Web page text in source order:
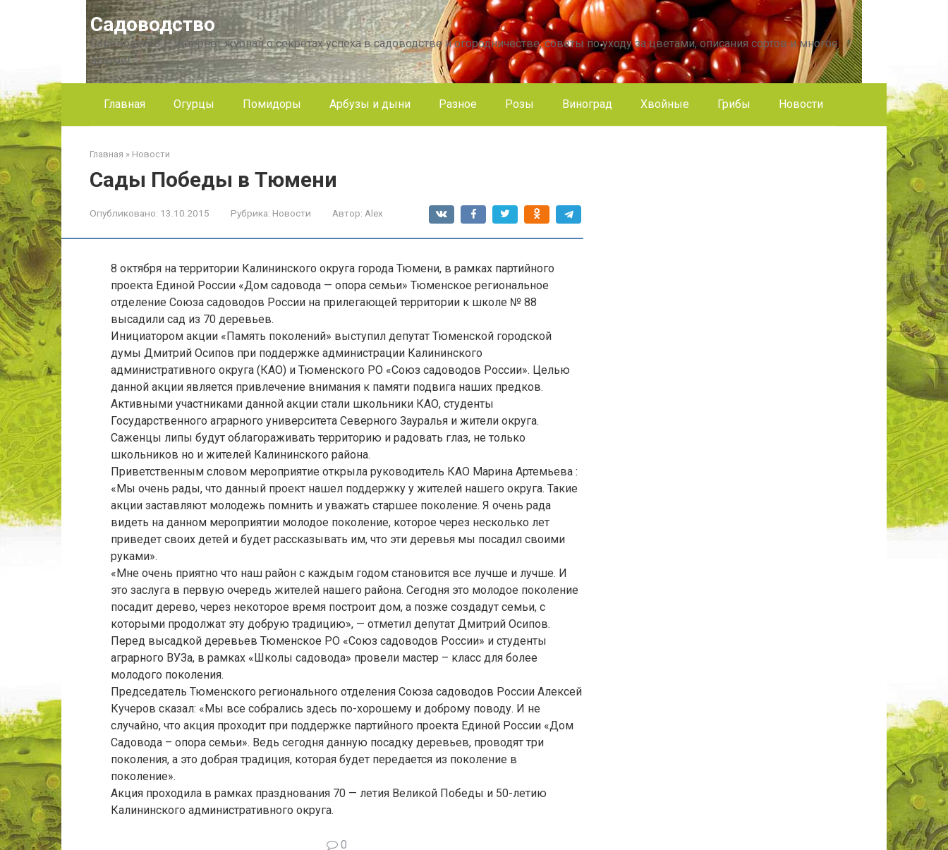
Садоводство
Садоводство — интернет журнал о секретах успеха в садоводстве и огородничестве, советы по уходу за цветами, описания сортов и многое
другое!
Главная Огурцы Помидоры Арбузы и дыни Разное Розы Виноград Хвойные Грибы Новости
Главная » Новости
Сады Победы в Тюмени
Опубликовано: 13.10.2015 Рубрика: Новости Автор: Alex
8 октября на территории Калининского округа города Тюмени, в рамках партийного
проекта Единой России «Дом садовода — опора семьи» Тюменское региональное
отделение Союза садоводов России на прилегающей территории к школе № 88
высадили сад из 70 деревьев.
Инициатором акции «Память поколений» выступил депутат Тюменской городской
думы Дмитрий Осипов при поддержке администрации Калининского
административного округа (КАО) и Тюменского РО «Союз садоводов России». Целью
данной акции является привлечение внимания к памяти подвига наших предков.
Активными участниками данной акции стали школьники КАО, студенты
Государственного аграрного университета Северного Зауралья и жители округа.
Саженцы липы будут облагораживать территорию и радовать глаз, не только
школьников но и жителей Калининского района.
Приветственным словом мероприятие открыла руководитель КАО Марина Артемьева :
«Мы очень рады, что данный проект нашел поддержку у жителей нашего округа. Такие
акции заставляют молодежь помнить и уважать старшее поколение. Я очень рада
видеть на данном мероприятии молодое поколение, которое через несколько лет
приведет своих детей и будет рассказывать им, что эти деревья мы посадил своими
руками».
«Мне очень приятно что наш район с каждым годом становится все лучше и лучше. И
это заслуга в первую очередь жителей нашего района. Сегодня это молодое поколение
посадит дерево, через некоторое время построит дом, а позже создадут семьи, с
которыми продолжат эту добрую традицию», — отметил депутат Дмитрий Осипов.
Перед высадкой деревьев Тюменское РО «Союз садоводов России» и студенты
аграрного ВУЗа, в рамках «Школы садовода» провели мастер – класс для более
молодого поколения.
Председатель Тюменского регионального отделения Союза садоводов России Алексей
Кучеров сказал: «Мы все собрались здесь по-хорошему и доброму поводу. И не
случайно, что акция проходит при поддержке партийного проекта Единой России «Дом
Садовода – опора семьи». Ведь сегодня данную посадку деревьев, проводят три
поколения, а это добрая традиция, которая будет передается из поколение в
поколение».
Акция проходила в рамках празднования 70 — летия Великой Победы и 50-летию
Калининского административного округа.
0